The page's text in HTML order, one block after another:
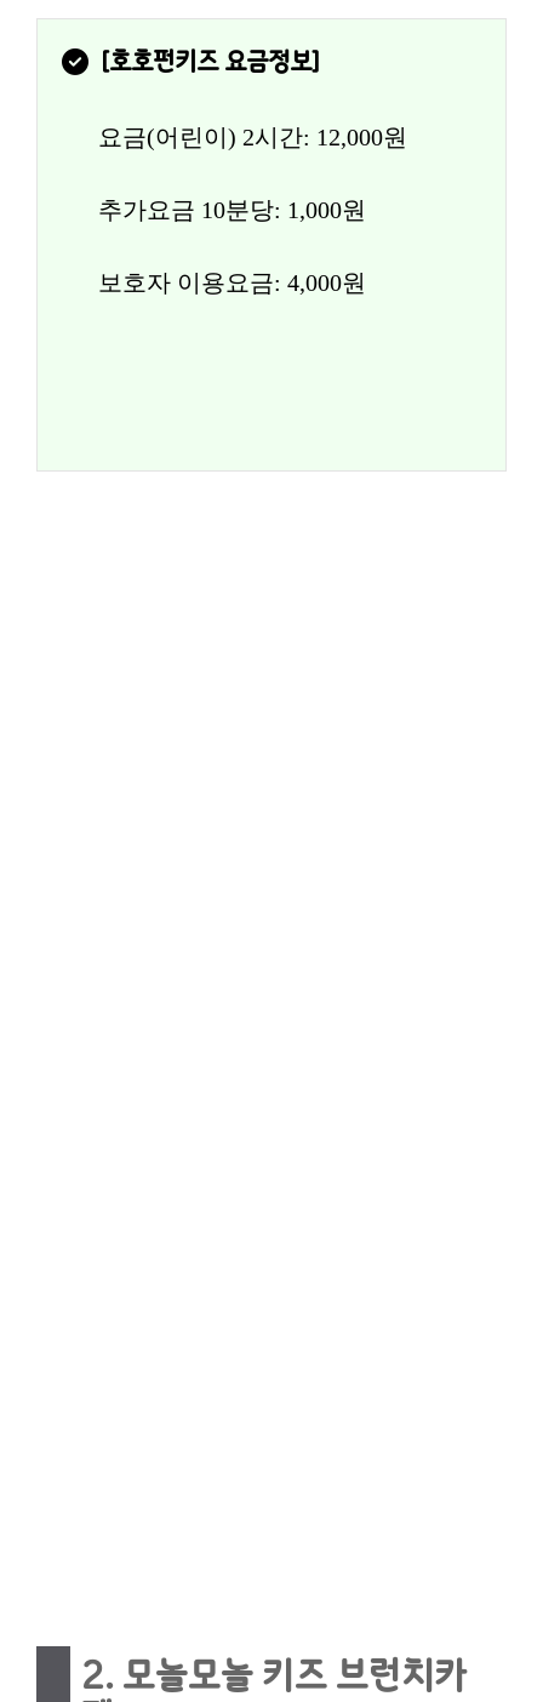
[호호펀키즈 요금정보]
요금(어린이) 2시간: 12,000원
추가요금 10분당: 1,000원
보호자 이용요금: 4,000원
2. 모놀모놀 키즈 브런치카